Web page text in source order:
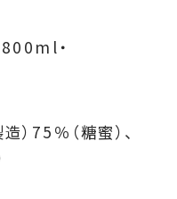
・
75％（糖蜜）、